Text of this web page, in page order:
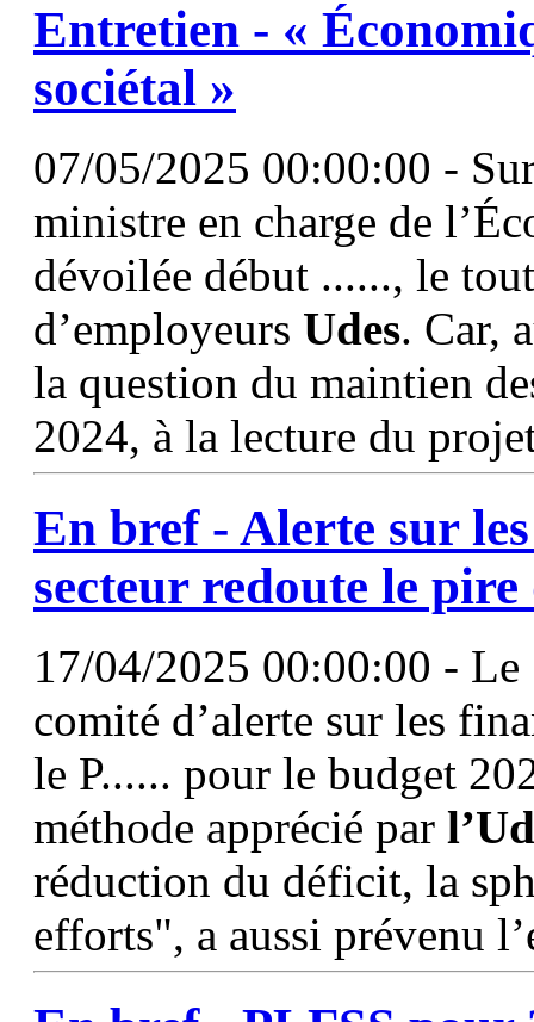
Entretien - «
sociétal »
07/05/2025 00:00:00 -
ministre en charge de
dévoilée début ......, le
d’employeurs Udes. Car,
la question du maintien
2024, à la lecture du
En bref - Alerte sur
secteur redoute le pire
17/04/2025 00:00:00 - Le
comité d’alerte sur les
le P...... pour le budget
méthode apprécié par
réduction du déficit, la
efforts", a aussi prévenu